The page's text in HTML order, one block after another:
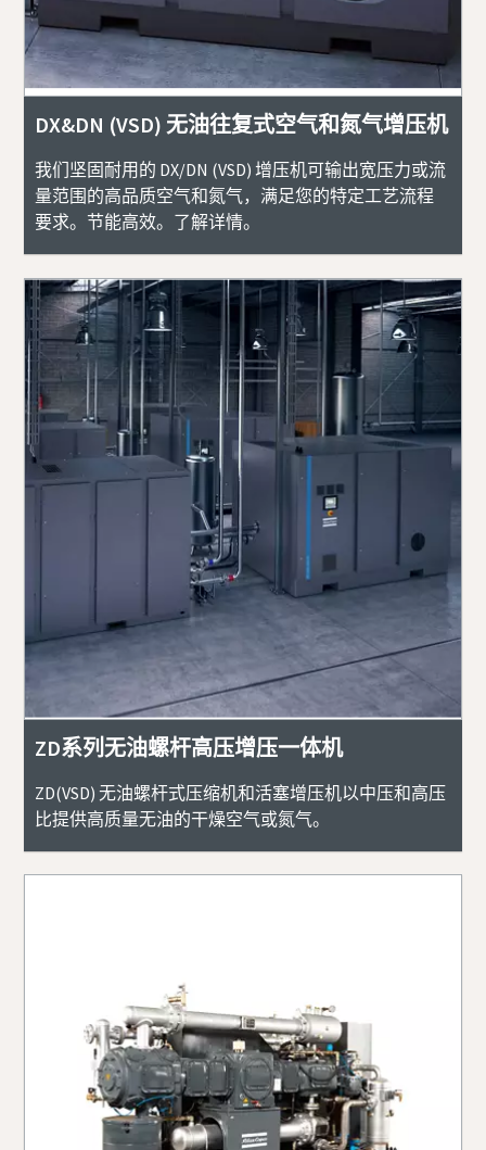
DX&DN (VSD) 无油往复式空气和氮气增压机
我们坚固耐用的 DX/DN (VSD) 增压机可输出宽压力或流
量范围的高品质空气和氮气，满足您的特定工艺流程
要求。节能高效。了解详情。
ZD系列无油螺杆高压增压一体机
ZD(VSD) 无油螺杆式压缩机和活塞增压机以中压和高压
比提供高质量无油的干燥空气或氮气。